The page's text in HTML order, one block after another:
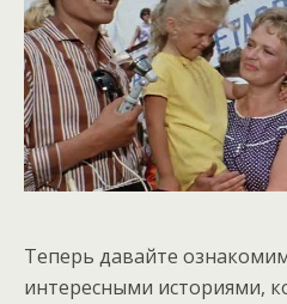
Теперь давайте
интересными историями,